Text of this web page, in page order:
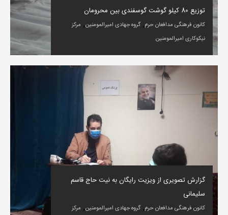
توزیع 80 کیلو گوشت گوسفندی بین محرومان
کانون فرهنگی مدافعان حرم, گروه جهادی امیرالمومنین, مرکز
نیکوکاری امیرالمومنین
گزارش تصویری از ویزیت رایگان به نیت حاج قاسم
سلیمانی
کانون فرهنگی مدافعان حرم, گروه جهادی امیرالمومنین, مرکز